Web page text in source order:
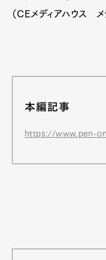
（CEメディアハウス メ
本編記事
https://www.pen-